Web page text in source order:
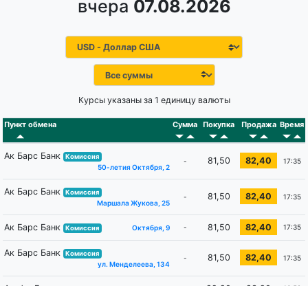
вчера 07.08.2026
Курсы указаны за 1 единицу валюты
Пункт обмена Сумма Покупка Продажа Время
Ак Барс Банк Комиссия
50-летия Октября, 2
- 81,50 82,40 17:35
Ак Барс Банк Комиссия
Маршала Жукова, 25
- 81,50 82,40 17:35
Ак Барс Банк Комиссия Октября, 9 - 81,50 82,40 17:35
Ак Барс Банк Комиссия
ул. Менделеева, 134
- 81,50 82,40 17:35